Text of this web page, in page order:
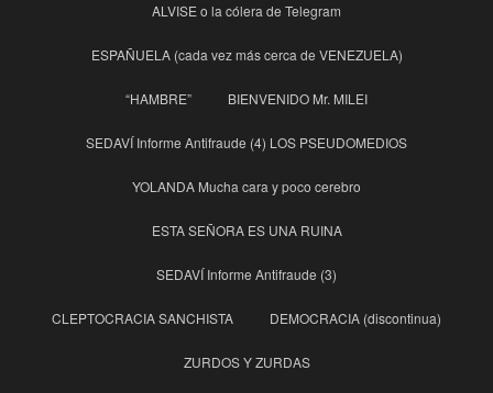
ALVISE o la cólera de Telegram
ESPAÑUELA (cada vez más cerca de VENEZUELA)
“HAMBRE” BIENVENIDO Mr. MILEI
SEDAVÍ Informe Antifraude (4) LOS PSEUDOMEDIOS
YOLANDA Mucha cara y poco cerebro
ESTA SEÑORA ES UNA RUINA
SEDAVÍ Informe Antifraude (3)
CLEPTOCRACIA SANCHISTA DEMOCRACIA (discontinua)
ZURDOS Y ZURDAS